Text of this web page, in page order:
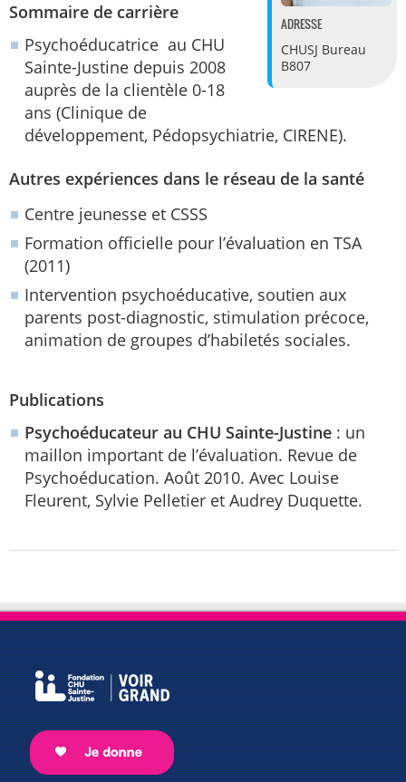
ADRESSE
CHUSJ Bureau
B807
Sommaire de carrière
Psychoéducatrice au CHU
Sainte-Justine depuis 2008
auprès de la clientèle 0-18
ans (Clinique de
développement, Pédopsychiatrie, CIRENE).
Autres expériences dans le réseau de la santé
Centre jeunesse et CSSS
Formation officielle pour l’évaluation en TSA
(2011)
Intervention psychoéducative, soutien aux
parents post-diagnostic, stimulation précoce,
animation de groupes d’habiletés sociales.
Publications
Psychoéducateur au CHU Sainte-Justine : un
maillon important de l’évaluation. Revue de
Psychoéducation. Août 2010. Avec Louise
Fleurent, Sylvie Pelletier et Audrey Duquette.